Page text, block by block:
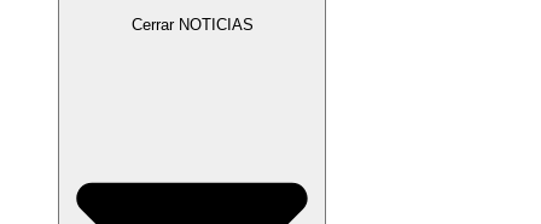
Cerrar NOTICIAS